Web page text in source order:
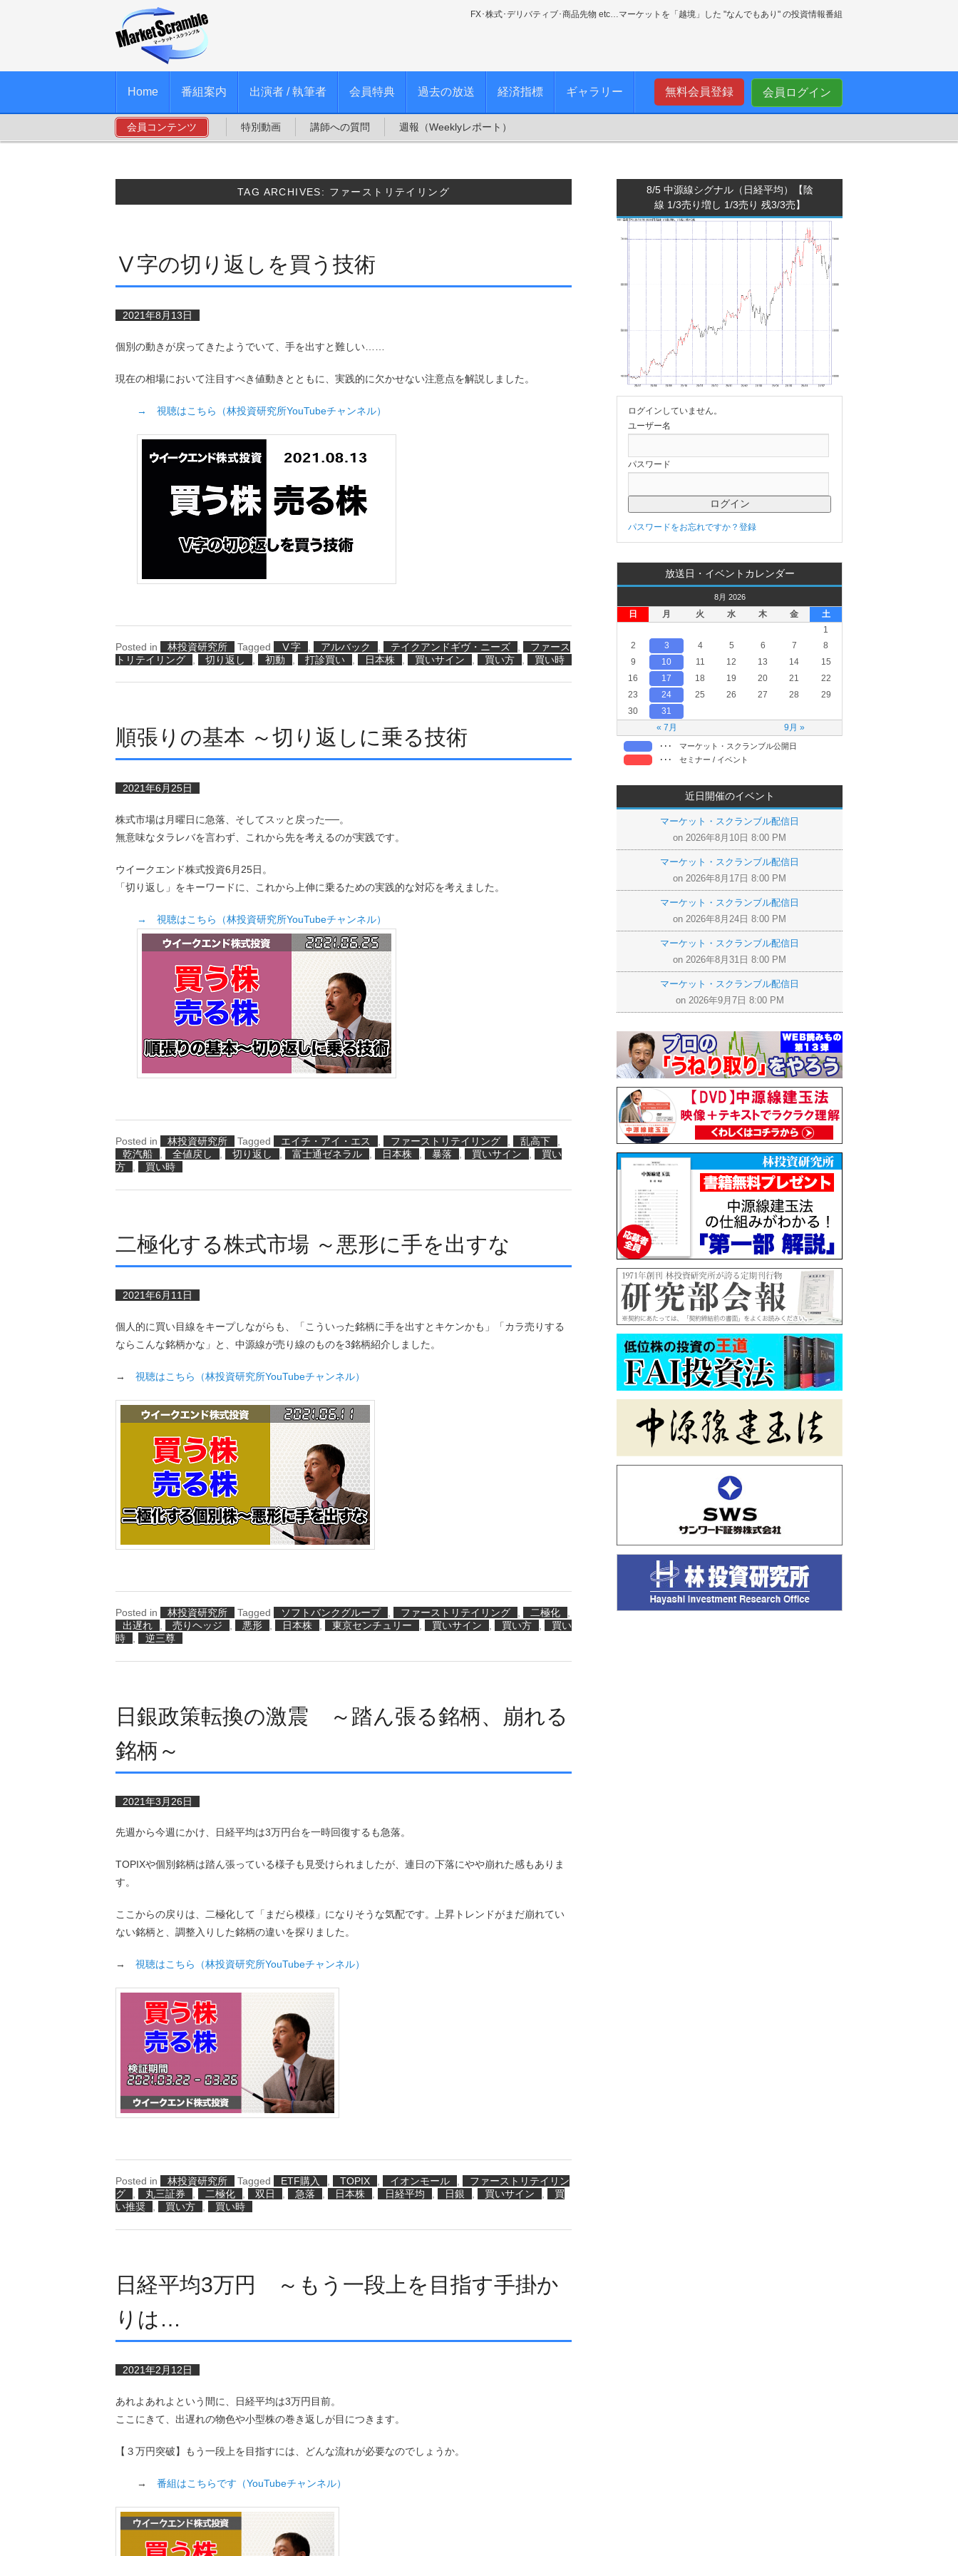
FX･株式･デリバティブ･商品先物 etc…マーケットを「越境」した "なんでもあり" の投資情報番組
会員ログイン
無料会員登録
Home 番組案内 出演者 / 執筆者 会員特典 過去の放送 経済指標 ギャラリー
会員コンテンツ 特別動画 講師への質問 週報（Weeklyレポート）
TAG ARCHIVES: ファーストリテイリング
Ⅴ字の切り返しを買う技術
2021年8月13日
個別の動きが戻ってきたようでいて、手を出すと難しい……
現在の相場において注目すべき値動きとともに、実践的に欠かせない注意点を解説しました。
→ 視聴はこちら（林投資研究所YouTubeチャンネル）
Posted in 林投資研究所 Tagged Ⅴ字 アルバック テイクアンドギヴ・ニーズ
ファース
トリテイリング
切り返し 初動 打診買い 日本株 買いサイン 買い方 買い時
順張りの基本 ～切り返しに乗る技術
2021年6月25日
株式市場は月曜日に急落、そしてスッと戻った──。
無意味なタラレバを言わず、これから先を考えるのが実践です。
ウイークエンド株式投資6月25日。
「切り返し」をキーワードに、これから上伸に乗るための実践的な対応を考えました。
→ 視聴はこちら（林投資研究所YouTubeチャンネル）
Posted in 林投資研究所 Tagged エイチ・アイ・エス ファーストリテイリング 乱高下
乾汽船
全値戻し 切り返し 富士通ゼネラル 日本株 暴落 買いサイン
買い
方
買い時
二極化する株式市場 ～悪形に手を出すな
2021年6月11日
個人的に買い目線をキープしながらも、「こういった銘柄に手を出すとキケンかも」「カラ売りする
ならこんな銘柄かな」と、中源線が売り線のものを3銘柄紹介しました。
→ 視聴はこちら（林投資研究所YouTubeチャンネル）
Posted in 林投資研究所 Tagged ソフトバンクグループ ファーストリテイリング 二極化
出遅れ
売りヘッジ 悪形 日本株 東京センチュリー 買いサイン 買い方
買い
時
逆三尊
日銀政策転換の激震 ～踏ん張る銘柄、崩れる
銘柄～
2021年3月26日
先週から今週にかけ、日経平均は3万円台を一時回復するも急落。
TOPIXや個別銘柄は踏ん張っている様子も見受けられましたが、連日の下落にやや崩れた感もありま
す。
ここからの戻りは、二極化して「まだら模様」になりそうな気配です。上昇トレンドがまだ崩れてい
ない銘柄と、調整入りした銘柄の違いを探りました。
→ 視聴はこちら（林投資研究所YouTubeチャンネル）
Posted in 林投資研究所 Tagged ETF購入 , TOPIX , イオンモール ,
ファーストリテイリン
グ
, 丸三証券 , 二極化 , 双日 , 急落 , 日本株 , 日経平均 , 日銀 , 買いサイン ,
買
い推奨
, 買い方 , 買い時
日経平均3万円 ～もう一段上を目指す手掛か
りは…
2021年2月12日
あれよあれよという間に、日経平均は3万円目前。
ここにきて、出遅れの物色や小型株の巻き返しが目につきます。
【３万円突破】もう一段上を目指すには、どんな流れが必要なのでしょうか。
→ 番組はこちらです（YouTubeチャンネル）
8/5 中源線シグナル（日経平均）【陰
線 1/3売り増し 1/3売り 残3/3売】
ログインしていません。
ユーザー名
パスワード
パスワードをお忘れですか？ 登録
放送日・イベントカレンダー
8月 2026
日 月 火 水 木 金 土
« 7月 9月 »
1
2
3 4 5 6 7
8
9
10 11 12 13 14
15
16
17 18 19 20 21
22
23
24 25 26 27 28
29
30
31
･･･
マーケット・スクランブル公開日
･･･
セミナー / イベント
近日開催のイベント
マーケット・スクランブル配信日
on 2026年8月10日 8:00 PM
マーケット・スクランブル配信日
on 2026年8月17日 8:00 PM
マーケット・スクランブル配信日
on 2026年8月24日 8:00 PM
マーケット・スクランブル配信日
on 2026年8月31日 8:00 PM
マーケット・スクランブル配信日
on 2026年9月7日 8:00 PM